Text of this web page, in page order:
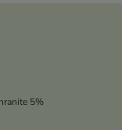
5%